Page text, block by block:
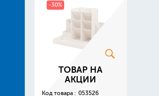
-30%
ТОВАР НА
АКЦИИ
Код товара : 053526